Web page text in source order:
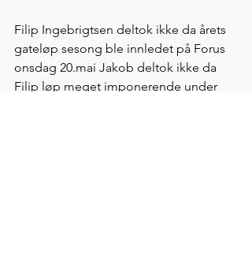
Filip Ingebrigtsen deltok ikke da årets
gateløp sesong ble innledet på Forus
onsdag 20.mai Jakob deltok ikke da
Filip løp meget imponerende under